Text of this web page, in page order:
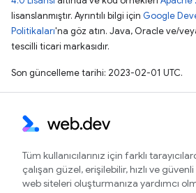
lisanslanmıştır. Ayrıntılı bilgi için Google
Politikaları'na göz atın. Java, Oracle ve/
tescilli ticari markasıdır.
Son güncelleme tarihi: 2023-02-01 UTC.
Tüm kullanıcılarınız için farklı
çalışan güzel, erişilebilir, hızlı ve güvenli
web siteleri oluşturmanıza yardımcı